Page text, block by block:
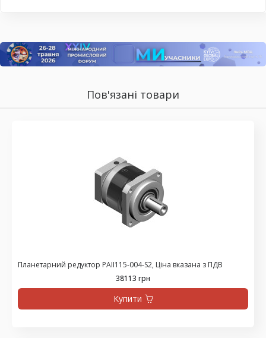
Пов'язані товари
Планетарний редуктор PAII115-004-S2, Ціна вказана з ПДВ
38113 грн
Купити